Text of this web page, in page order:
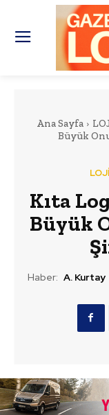
Ana Sayfa
Büyük
Kıta
Büyük
Haber: A. Kurtay